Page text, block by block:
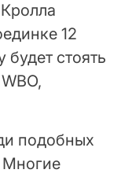
12
стоять
подобных
Многие